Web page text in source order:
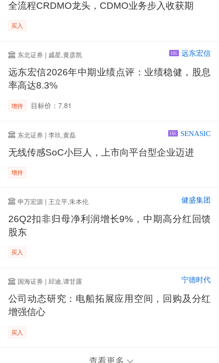
全流程CRDMO龙头，CDMO业务步入收获期
买入
东北证券 | 戚星,黄彦凯 HK 远东宏信
远东宏信2026年中期业绩点评：业绩稳健，股息
率高达8.3%
增持 目标价：7.81
东北证券 | 李玖,黄磊 HK SENASIC
无线传感SoC小巨人，上市向平台型企业迈进
增持
申万宏源 | 王立平,朱本伦 健盛集团
26Q2扣非归母净利润增长9%，中期高分红回馈
股东
买入
国海证券 | 邱迪,谭甘露 宁德时代
公司动态研究：电船拓展应用空间，回购及分红
增强信心
买入
查看更多